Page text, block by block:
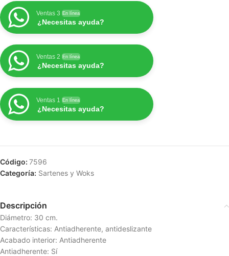
Ventas 3 En línea
¿Necesitas ayuda?
Ventas 2 En línea
¿Necesitas ayuda?
Ventas 1 En línea
¿Necesitas ayuda?
Código: 7596
Categoría: Sartenes y Woks
Descripción
Diámetro: 30 cm.
Características: Antiadherente, antideslizante
Acabado interior: Antiadherente
Antiadherente: Sí